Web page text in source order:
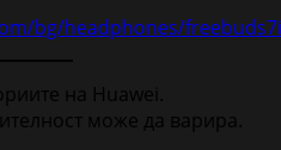
bg/headphones/
на Huawei.
може да варира.